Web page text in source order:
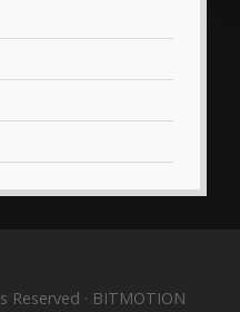
Reserved · BITMOTION